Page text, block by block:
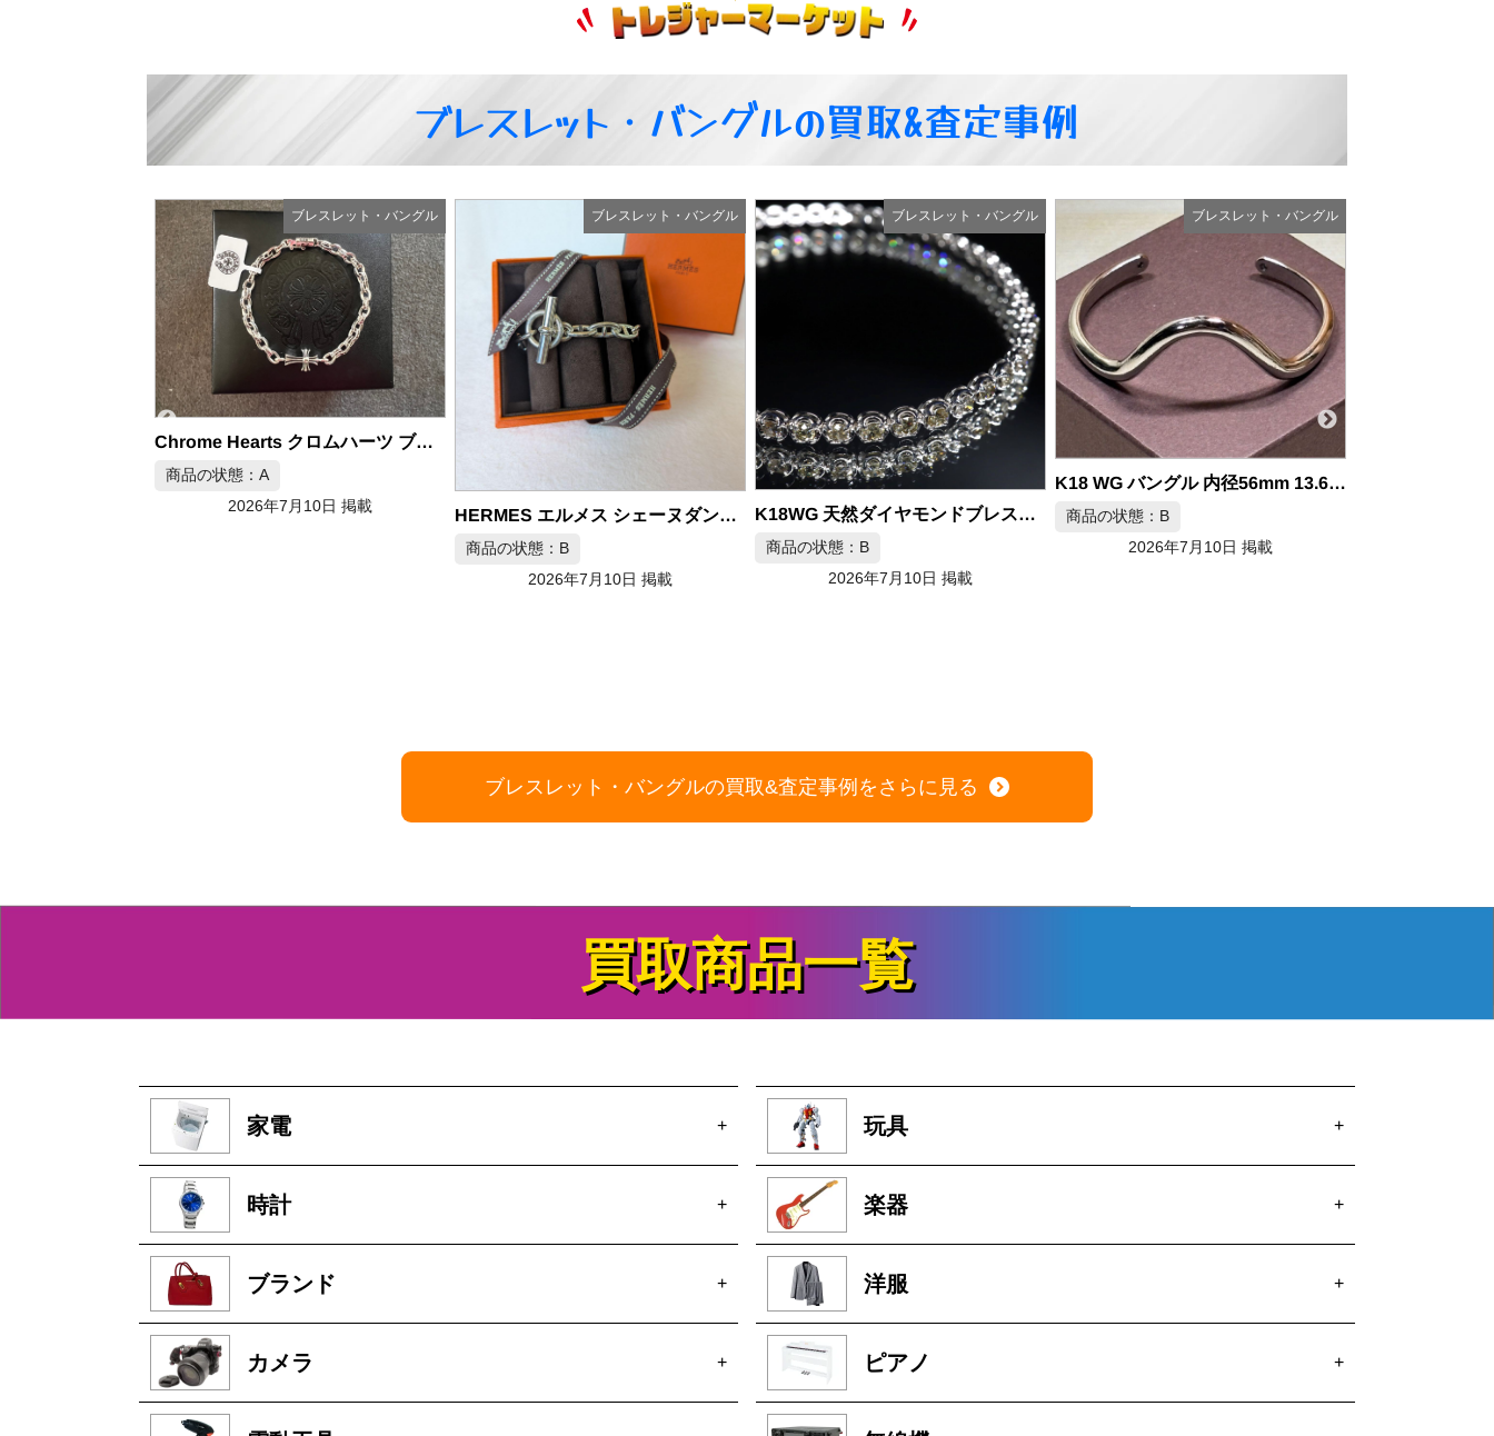
ブレスレット・バングルの買取&査定事例
ブレスレット・バングル
Chrome Hearts クロムハーツ ブレスレット シルバー925
商品の状態：A
2026年7月10日 掲載
ブレスレット・バングル
HERMES エルメス シェーヌダンクル MM ブレスレット シルバー925
商品の状態：B
2026年7月10日 掲載
ブレスレット・バングル
K18WG 天然ダイヤモンドブレスレット 3.00ct
商品の状態：B
2026年7月10日 掲載
ブレスレット・バングル
K18 WG バングル 内径56mm 13.62g
商品の状態：B
2026年7月10日 掲載
ブレスレット・バングルの買取&査定事例をさらに見る
買取商品一覧
家電 +
時計 +
ブランド +
カメラ +
玩具 +
楽器 +
洋服 +
ピアノ +